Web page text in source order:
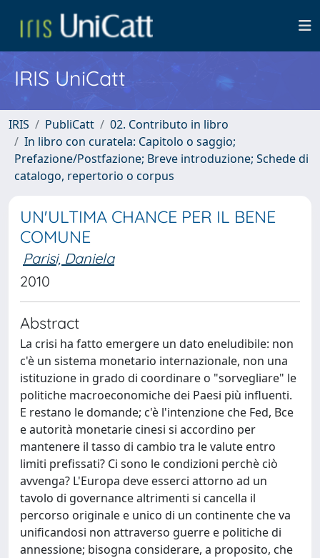
IRIS UniCatt
IRIS PubliCatt
02. Contributo in libro
In libro con curatela: Capitolo o saggio;
Prefazione/Postfazione; Breve introduzione; Schede di
catalogo, repertorio o corpus
UN'ULTIMA CHANCE PER IL BENE
COMUNE
Parisi, Daniela
2010
Abstract
La crisi ha fatto emergere un dato eneludibile: non
c'è un sistema monetario internazionale, non una
istituzione in grado di coordinare o "sorvegliare" le
politiche macroeconomiche dei Paesi più influenti.
E restano le domande; c'è l'intenzione che Fed, Bce
e autorità monetarie cinesi si accordino per
mantenere il tasso di cambio tra le valute entro
limiti prefissati? Ci sono le condizioni perchè ciò
avvenga? L'Europa deve esserci attorno ad un
tavolo di governance altrimenti si cancella il
percorso originale e unico di un continente che va
unificandosi non attraverso guerre e politiche di
annessione; bisogna considerare, a proposito, che